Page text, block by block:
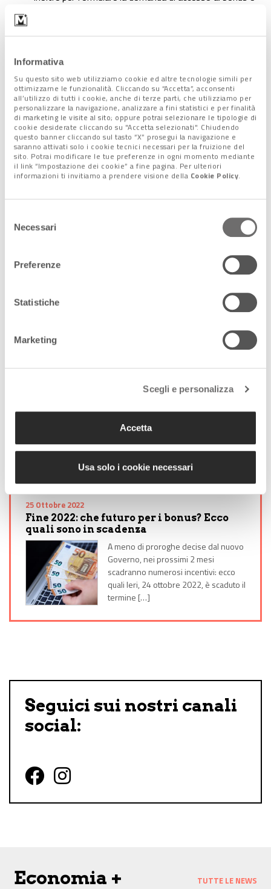
Informativa
Su questo sito web utilizziamo cookie ed altre tecnologie simili per
ottimizzarne le funzionalità. Cliccando su “Accetta”, acconsenti
all’utilizzo di tutti i cookie, anche di terze parti, che utilizziamo per
personalizzare la navigazione, analizzare a fini statistici e per finalità
di marketing le visite al sito; oppure potrai selezionare le tipologie di
cookie desiderate cliccando su "Accetta selezionati". Chiudendo
questo banner cliccando sul tasto “X” prosegui la navigazione e
saranno attivati solo i cookie tecnici necessari per la fruizione del
sito. Potrai modificare le tue preferenze in ogni momento mediante
il link “Impostazione dei cookie” a fine pagina. Per ulteriori
informazioni ti invitiamo a prendere visione della Cookie Policy.
delNecessari
Preferenze
Statistiche
Marketing
Scegli e personalizza
Accetta
Usa solo i cookie necessari
che consente ai cittadini di interfacciarsi direttamente e
in modo sicuro con gli Enti della Pubblica
Amministrazione accreditati.
In via di approvazione
Il “bonus smartphone” è previsto dalla manovra in via di
approvazione in Parlamento. Ilvoto finaleanche
sull’emendamento che riguarda l’agevolazione è previsto
prima di Nataleper poi passare al Senato per ilvia libera
definitivo prima di Capodanno.
Se la proposta del Governo sarà effettivamente approvata, le
(e quanto previsto nel “Kit digitalizzazione”) in modalità di
Lascia un commento +
Condividi l'articolo:
Share on Facebook
Share on Twitter
Share on E-Mail
Share on WhatsApp
Share on Telegram
Leggi anche:
25 Ottobre 2022
Fine 2022: che futuro per i bonus? Ecco
quali sono in scadenza
A meno di proroghe decise dal nuovo
Governo, nei prossimi 2 mesi
scadranno numerosi incentivi: ecco
quali Ieri, 24 ottobre 2022, è scaduto il
termine […]
Seguici sui nostri canali
social:
Follow us on Facebook
Follow us on Instagram
Economia + TUTTE LE NEWS